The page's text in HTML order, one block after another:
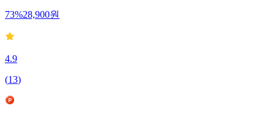
73%28,900원
4.9
(13)